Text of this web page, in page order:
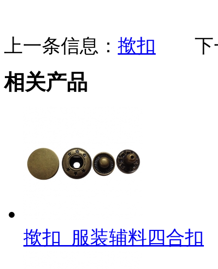
上一条信息： 揿扣 下
相关产品
揿扣_服装辅料四合扣